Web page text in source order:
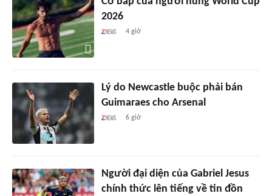
2026
4 giờ
Lý do Newcastle buộc phải bán
Guimaraes cho Arsenal
6 giờ
Người đại diện của Gabriel Jesus
chính thức lên tiếng về tin đồn